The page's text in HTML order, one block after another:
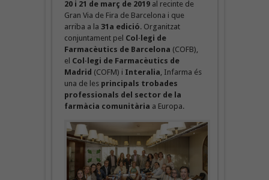
20 i 21 de març de 2019 al recinte de
Gran Via de Fira de Barcelona i que
arriba a la 31a edició. Organitzat
conjuntament pel Col·legi de
Farmacèutics de Barcelona (COFB),
el Col·legi de Farmacèutics de
Madrid (COFM) i Interalia , Infarma és
una de les principals trobades
professionals del sector de la
farmàcia comunitària a Europa.